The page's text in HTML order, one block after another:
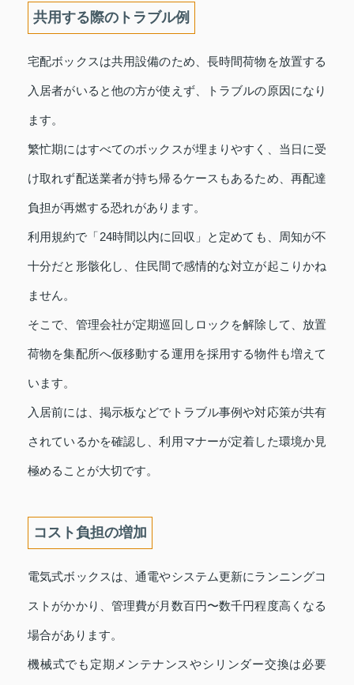
共用する際のトラブル例
宅配ボックスは共用設備のため、長時間荷物を放置する
入居者がいると他の方が使えず、トラブルの原因になり
ます。
繁忙期にはすべてのボックスが埋まりやすく、当日に受
け取れず配送業者が持ち帰るケースもあるため、再配達
負担が再燃する恐れがあります。
利用規約で「24時間以内に回収」と定めても、周知が不
十分だと形骸化し、住民間で感情的な対立が起こりかね
ません。
そこで、管理会社が定期巡回しロックを解除して、放置
荷物を集配所へ仮移動する運用を採用する物件も増えて
います。
入居前には、掲示板などでトラブル事例や対応策が共有
されているかを確認し、利用マナーが定着した環境か見
極めることが大切です。
コスト負担の増加
電気式ボックスは、通電やシステム更新にランニングコ
ストがかかり、管理費が月数百円〜数千円程度高くなる
場合があります。
機械式でも定期メンテナンスやシリンダー交換は必要